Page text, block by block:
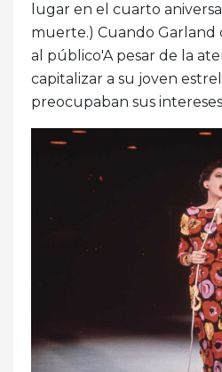
lugar en el cuarto
muerte.) Cuando Garland
al público'A pesar de la
capitalizar a su joven
preocupaban sus